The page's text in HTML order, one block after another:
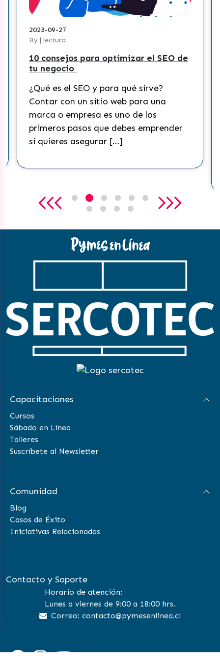
2023-09-27
By | lectura
10 consejos para optimizar el SEO de
tu negocio
¿Qué es el SEO y para qué sirve?
Contar con un sitio web para una
marca o empresa es uno de los
primeros pasos que debes emprender
si quieres asegurar […]
Capacitaciones
Cursos
Sábado en Línea
Talleres
Suscríbete al Newsletter
Comunidad
Blog
Casos de Éxito
Iniciativas Relacionadas
Contacto y Soporte
Horario de atención:
Lunes a viernes de 9:00 a 18:00 hrs.
Correo: contacto@pymesenlinea.cl